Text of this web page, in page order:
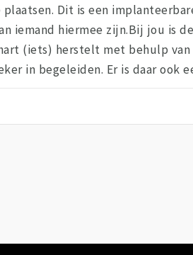
Dit is een
iemand hiermee zijn.Bij jou is
(iets) herstelt met behulp van
in begeleiden. Er is daar ook